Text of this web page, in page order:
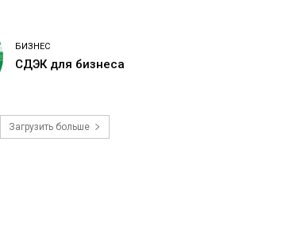
БИЗНЕС
СДЭК для бизнеса
Загрузить больше